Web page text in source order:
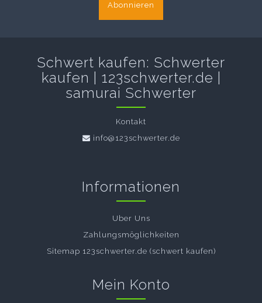
Abonnieren
Schwert kaufen: Schwerter
kaufen | 123schwerter.de |
samurai Schwerter
Kontakt
info@123schwerter.de
Informationen
Uber Uns
Zahlungsmöglichkeiten
Sitemap 123schwerter.de (schwert kaufen)
Mein Konto